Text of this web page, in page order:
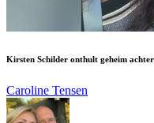
Kirsten Schilder onthult geheim
Caroline Tensen